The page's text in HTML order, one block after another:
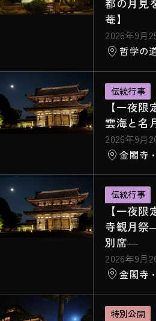
都の月見
菴】
2026年9月
哲学の
伝統行事
【一夜
雲海と名
2026年9月
金閣寺
伝統行事
【一夜
寺観月祭
別席―
2026年9月
金閣寺
特別公開